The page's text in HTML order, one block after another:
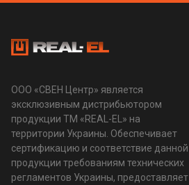
ООО «СВЕН Центр» является
эксклюзивным дистрибьютором
продукции ТМ «REAL-EL» на
территории Украины. Обеспечивает
сертификацию и соответствие данной
продукции требованиям технических
регламентов Украины, предоставляет